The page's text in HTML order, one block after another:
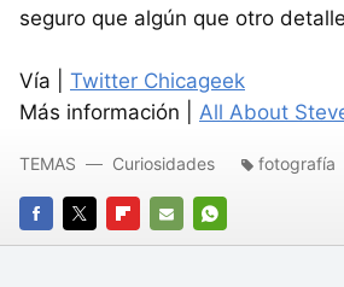
seguro que algún que otro
Vía | Twitter Chicageek
Más información | All About
FACEBOOK
TWITTERFLIPBOARD
E-
WHATSAPP
TEMAS Curiosidades fotografía